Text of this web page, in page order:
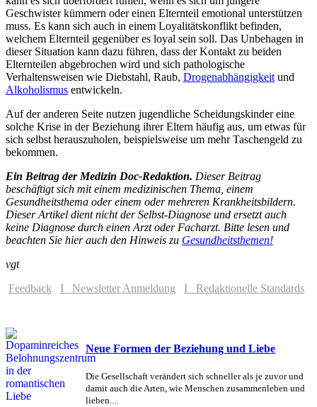
Geschwister kümmern oder einen Elternteil emotional unterstützen
muss. Es kann sich auch in einem Loyalitätskonflikt befinden,
welchem Elternteil gegenüber es loyal sein soll. Das Unbehagen in
dieser Situation kann dazu führen, dass der Kontakt zu beiden
Elternteilen abgebrochen wird und sich pathologische
Verhaltensweisen wie Diebstahl, Raub, Drogenabhängigkeit und
Alkoholismus entwickeln.
Auf der anderen Seite nutzen jugendliche Scheidungskinder eine
solche Krise in der Beziehung ihrer Eltern häufig aus, um etwas für
sich selbst herauszuholen, beispielsweise um mehr Taschengeld zu
bekommen.
Ein Beitrag der Medizin Doc-Redaktion. Dieser Beitrag
beschäftigt sich mit einem medizinischen Thema, einem
Gesundheitsthema oder einem oder mehreren Krankheitsbildern.
Dieser Artikel dient nicht der Selbst-Diagnose und ersetzt auch
keine Diagnose durch einen Arzt oder Facharzt. Bitte lesen und
beachten Sie hier auch den Hinweis zu Gesundheitsthemen!
vgt
Feedback
I Newsletter Anmeldung I Redaktionelle Standards
Neue Formen der Beziehung und Liebe
Die Gesellschaft verändert sich schneller als je zuvor und
damit auch die Arten, wie Menschen zusammenleben und
lieben....